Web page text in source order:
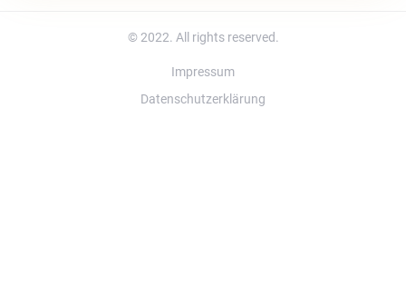
© 2022. All rights reserved.
Impressum
Datenschutzerklärung